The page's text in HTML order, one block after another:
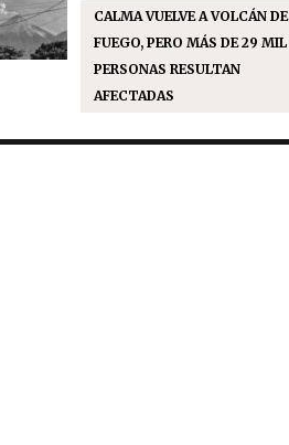
CALMA VUELVE A VOLCÁN DE
FUEGO, PERO MÁS DE 29 MIL
PERSONAS RESULTAN
AFECTADAS